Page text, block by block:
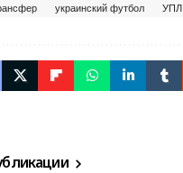
украинский футбол УПЛ